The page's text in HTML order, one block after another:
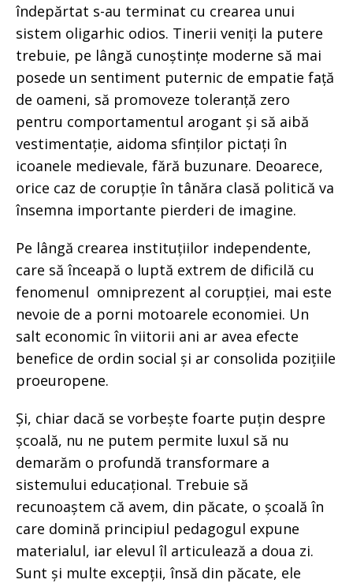
îndepărtat s-au terminat cu crearea unui
sistem oligarhic odios. Tinerii veniți la putere
trebuie, pe lângă cunoștințe moderne să mai
posede un sentiment puternic de empatie față
de oameni, să promoveze toleranță zero
pentru comportamentul arogant și să aibă
vestimentație, aidoma sfinților pictați în
icoanele medievale, fără buzunare. Deoarece,
orice caz de corupție în tânăra clasă politică va
însemna importante pierderi de imagine.
Pe lângă crearea instituțiilor independente,
care să înceapă o luptă extrem de dificilă cu
fenomenul omniprezent al corupției, mai este
nevoie de a porni motoarele economiei. Un
salt economic în viitorii ani ar avea efecte
benefice de ordin social și ar consolida pozițiile
proeuropene.
Și, chiar dacă se vorbește foarte puțin despre
școală, nu ne putem permite luxul să nu
demarăm o profundă transformare a
sistemului educațional. Trebuie să
recunoaștem că avem, din păcate, o școală în
care domină principiul pedagogul expune
materialul, iar elevul îl articulează a doua zi.
Sunt și multe excepții, însă din păcate, ele